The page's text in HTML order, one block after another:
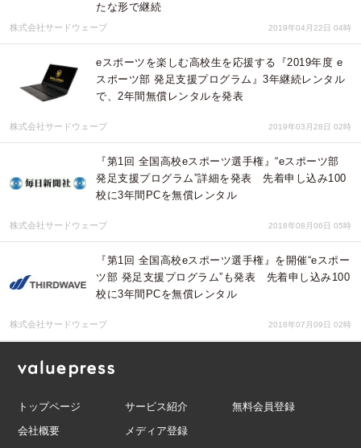
たな形で継続
株式会社サードウェーブ 2019年04月22日 04時
eスポーツを楽しむ高校生を応援する『2019年度 e
スポーツ部 発足支援プログラム』3年継続レンタル
で、2年間無償レンタルを発表
株式会社サードウェーブ 2019年03月28日 02時
『第1回 全国高校eスポーツ選手権』“eスポーツ部
発足支援プログラム”詳細を発表 先着申し込み100
校に3年間PCを無償レンタル
株式会社サードウェーブ 2018年08月06日 05時
『第1回 全国高校eスポーツ選手権』を開催“eスポー
ツ部 発足支援プログラム”も発表 先着申し込み100
校に3年間PCを無償レンタル
株式会社サードウェーブ 2018年07月09日 02時
トップページ サービス紹介
無料会員登録
会社概要
メディア登録